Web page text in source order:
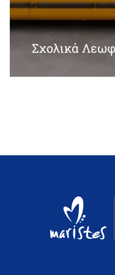
ΛΣΑ-ΛΥΚΕΙΟ-ΕΝΤΥΠΟ
Θρησκευτικών.pdf
Σχολικά